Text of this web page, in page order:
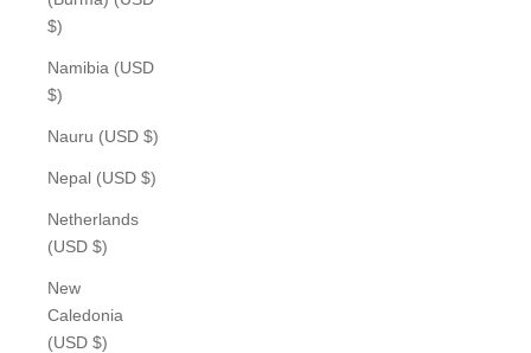
$)
Namibia (USD
$)
Nauru (USD $)
Nepal (USD $)
Netherlands
(USD $)
New
Caledonia
(USD $)